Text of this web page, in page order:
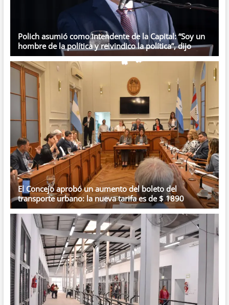
Polich asumió como intendente de la Capital: “Soy un
hombre de la política y reivindico la política”, dijo
El Concejo aprobó un aumento del boleto del
transporte urbano: la nueva tarifa es de $ 1890